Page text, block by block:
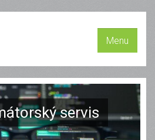
Menu
servis